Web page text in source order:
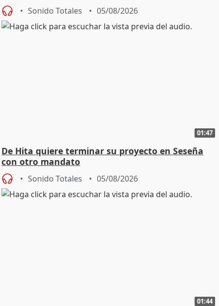
Sonido Totales 05/08/2026
01:47
De Hita quiere terminar su proyecto en Seseña
con otro mandato
Sonido Totales 05/08/2026
01:44